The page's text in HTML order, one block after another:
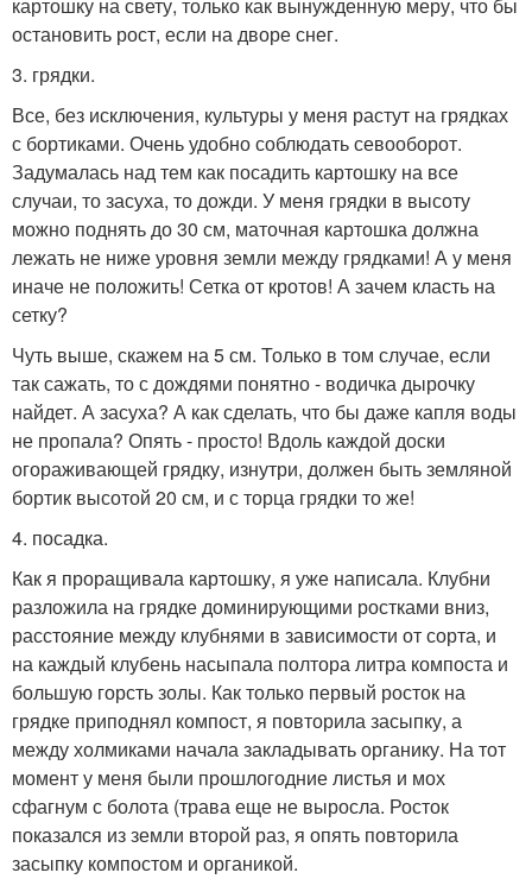
картошку на свету, только как вынужденную меру, что бы
остановить рост, если на дворе снег.
3. грядки.
Все, без исключения, культуры у меня растут на грядках
с бортиками. Очень удобно соблюдать севооборот.
Задумалась над тем как посадить картошку на все
случаи, то засуха, то дожди. У меня грядки в высоту
можно поднять до 30 см, маточная картошка должна
лежать не ниже уровня земли между грядками! А у меня
иначе не положить! Сетка от кротов! А зачем класть на
сетку?
Чуть выше, скажем на 5 см. Только в том случае, если
так сажать, то с дождями понятно - водичка дырочку
найдет. А засуха? А как сделать, что бы даже капля воды
не пропала? Опять - просто! Вдоль каждой доски
огораживающей грядку, изнутри, должен быть земляной
бортик высотой 20 см, и с торца грядки то же!
4. посадка.
Как я проращивала картошку, я уже написала. Клубни
разложила на грядке доминирующими ростками вниз,
расстояние между клубнями в зависимости от сорта, и
на каждый клубень насыпала полтора литра компоста и
большую горсть золы. Как только первый росток на
грядке приподнял компост, я повторила засыпку, а
между холмиками начала закладывать органику. На тот
момент у меня были прошлогодние листья и мох
сфагнум с болота (трава еще не выросла. Росток
показался из земли второй раз, я опять повторила
засыпку компостом и органикой.